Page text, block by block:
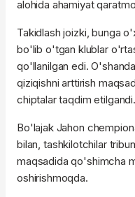
alohida ahamiyat
Takidlash joizki, bunga
bo'lib o'tgan klublar
qo'llanilgan edi.
qiziqishni arttirish
chiptalar taqdim etilgandi.
Bo'lajak Jahon
bilan, tashkilotchilar
maqsadida qo'shimcha
oshirishmoqda.